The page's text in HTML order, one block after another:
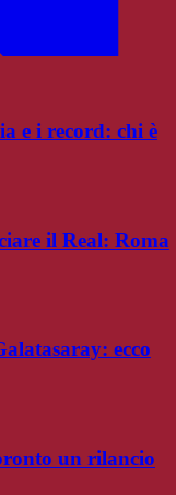
e i record: chi è
il Real: Roma
ecco
un rilancio